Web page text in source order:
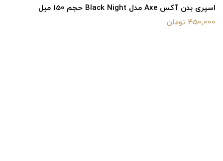
اسپری بدن آکس Axe مدل Black Night حجم 150 میل
450,000 تومان